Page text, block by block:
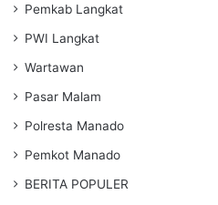
Pemkab Langkat
PWI Langkat
Wartawan
Pasar Malam
Polresta Manado
Pemkot Manado
BERITA POPULER